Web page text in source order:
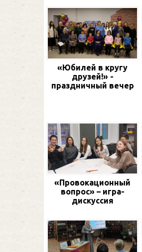
«Юбилей в кругу
друзей!» -
праздничный вечер
«Провокационный
вопрос» – игра-
дискуссия